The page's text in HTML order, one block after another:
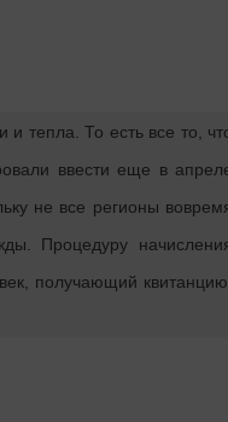
тепла. То есть все то,
ввести еще в
не все регионы
Процедуру
получающий